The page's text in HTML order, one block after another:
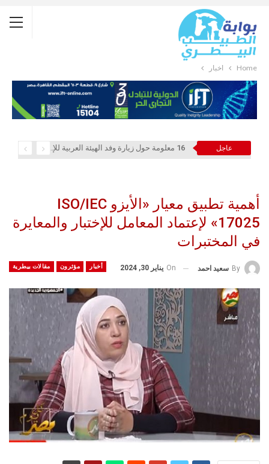
Home أخبار
عاجل 16 معلومة حول زيارة وفد الهيئة العربية للإستثمار والإنماء الزراعي إلي السعودية
أهمية تطبيق معيار «الأيزو ISO/IEC
17025» لإعتماد المعامل للإختبار والمعايرة
في المختبرات
أخبار مؤثرون مقالات بيطرية By سعيد احمد On يناير 30, 2024